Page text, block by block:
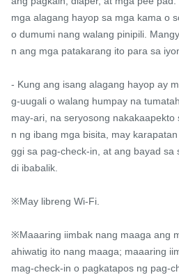
mga alagang hayop sa mga kama o
o dumumi nang walang pinipili.
n ang mga patakarang ito para sa
- Kung ang isang alagang hayop ay
g-uugali o walang humpay na
may-ari, na seryosong
n ng ibang mga bisita, may
ggi sa pag-check-in, at ang bayad sa
di ibabalik.
※May libreng Wi-Fi.
※Maaaring iimbak nang maaga ang
ahiwatig ito nang maaga; maaaring
mag-check-in o pagkatapos ng pag-